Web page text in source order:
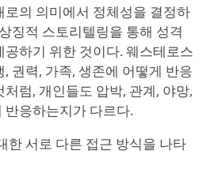
로의 의미에서 정체성을 결정하
징적 스토리텔링을 통해 성격
하기 위한 것이다. 웨스테로스
권력, 가족, 생존에 어떻게 반응
럼, 개인들도 압박, 관계, 야망,
응하는지가 다르다.
한 서로 다른 접근 방식을 나타